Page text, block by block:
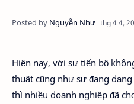
Hiện nay, với sự tiến bộ
thuật cũng như sự đang
thì nhiều doanh nghiệp đã